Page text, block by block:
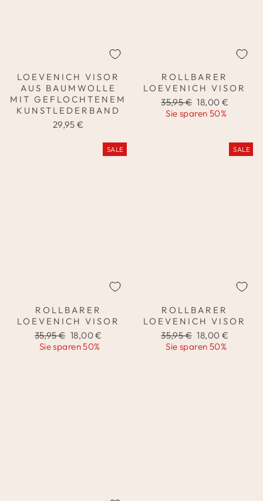
LOEVENICH VISOR
AUS BAUMWOLLE
MIT GEFLOCHTENEM
KUNSTLEDERBAND
29,95 €
ROLLBARER
LOEVENICH VISOR
Normaler
Preis
35,95 € Sonderpreis
18,00 €
Sie sparen 50%
SALE
ROLLBARER
LOEVENICH VISOR
Normaler
Preis
35,95 € Sonderpreis
18,00 €
Sie sparen 50%
SALE
ROLLBARER
LOEVENICH VISOR
Normaler
Preis
35,95 € Sonderpreis
18,00 €
Sie sparen 50%